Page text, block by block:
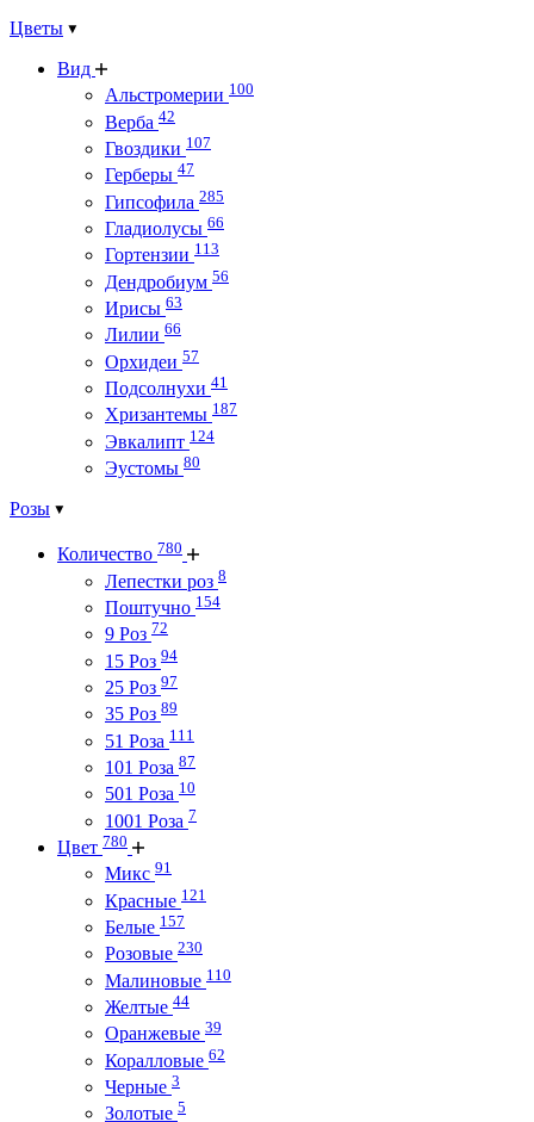
Цветы
Вид
Альстромерии 100
Верба 42
Гвоздики 107
Герберы 47
Гипсофила 285
Гладиолусы 66
Гортензии 113
Дендробиум 56
Ирисы 63
Лилии 66
Орхидеи 57
Подсолнухи 41
Хризантемы 187
Эвкалипт 124
Эустомы 80
Розы
Количество 780
Лепестки роз 8
Поштучно 154
9 Роз 72
15 Роз 94
25 Роз 97
35 Роз 89
51 Роза 111
101 Роза 87
501 Роза 10
1001 Роза 7
Цвет 780
Микс 91
Красные 121
Белые 157
Розовые 230
Малиновые 110
Желтые 44
Оранжевые 39
Коралловые 62
Черные 3
Золотые 5